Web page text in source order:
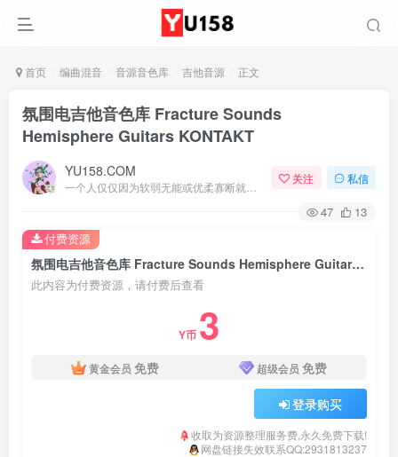
首页 编曲混音 音源音色库 吉他音源 正文
氛围电吉他音色库 Fracture Sounds
Hemisphere Guitars KONTAKT
YU158.COM 关注 私信
47 13
氛围电吉他音色库 Fracture Sounds Hemisphere Guitars KONTAKT
此内容为付费资源，请付费后查看
Y币 3
黄金会员 免费 超级会员 免费
登录购买
收取为资源整理服务费,永久免费下载!
网盘链接失效联系QQ:2931813237
付费资源